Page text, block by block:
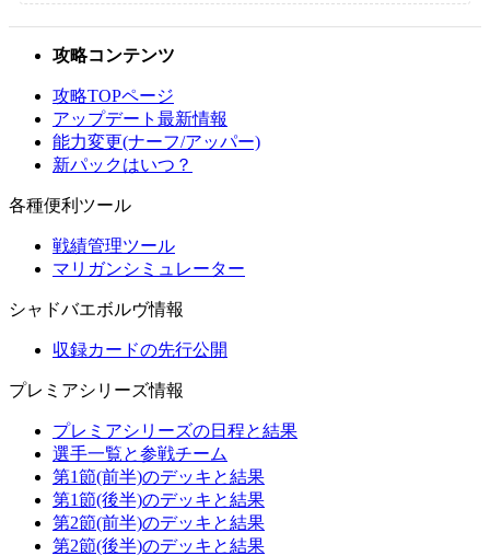
攻略コンテンツ
攻略TOPページ
アップデート最新情報
能力変更(ナーフ/アッパー)
新パックはいつ？
各種便利ツール
戦績管理ツール
マリガンシミュレーター
シャドバエボルヴ情報
収録カードの先行公開
プレミアシリーズ情報
プレミアシリーズの日程と結果
選手一覧と参戦チーム
第1節(前半)のデッキと結果
第1節(後半)のデッキと結果
第2節(前半)のデッキと結果
第2節(後半)のデッキと結果